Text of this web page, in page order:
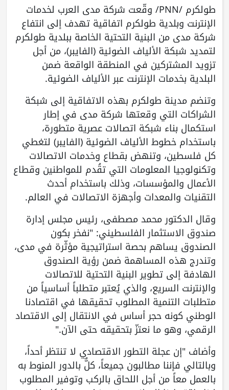
طولكرم /PNN/ وقّعت شركة مدى العرب لخدمات
الإنترنت وبلدية طولكرم اتفاقية تهدف إلى انتفاع
شركة مدى من البنية التحتية الخاصة ببلدية طولكرم
لتمديد شبكة الألياف الضوئية (الفايبر)، من أجل
تزويد المشتركين في المنطقة الواقعة ضمن
البلدية بخدمات الإنترنت عبر الألياف الضوئية.
وتنضم مدينة طولكرم بهذه الاتفاقية إلى شبكة
الشراكات التي وقعتها شركة مدى في إطار
استكمال بناء شبكة اتصالات عصرية متطورة،
باستخدام خطوط الألياف الضوئية (الفايبر) لتغطي
كل فلسطين، وتنهض بقطاع وخدمات الاتصالات
وتكنولوجيا المعلومات التي تقُدم للمواطنين وقطاع
الأعمال والمؤسسات، وذلك باستخدام أحدث
التقنيات والمعدات وأجهزة الاتصالات في العالم.
وقال الدكتور محمد مصطفى، رئيس مجلس إدارة
صندوق الاستثمار الفلسطيني: "نفخر بكون
الصندوق يساهم بحصة استراتيجية مؤثّرة في مدى،
وتندرج هذه المساهمة ضمن رؤية الصندوق
الهادفة إلى تطوير البنية التحتية للاتصالات
والإنترنت السريع، والذي يُعتبر متطلباً أساسياً من
متطلبات التنمية المطلوب تحقيقها في اقتصادنا
الوطني كونه حجر أساس في الانتقال إلى الاقتصاد
الرقمي، وهو ما نعتزّ بتحقيقه حتى الآن."
وأضاف "إن عجلة التطور الاقتصادي لا تنتظر أحداً،
وبالتالي فإننا مطالبون جميعاً، كلٌّ بالدور المنوط به
بالعمل معاً من أجل اللحاق بالركب وتوفير المطلوب